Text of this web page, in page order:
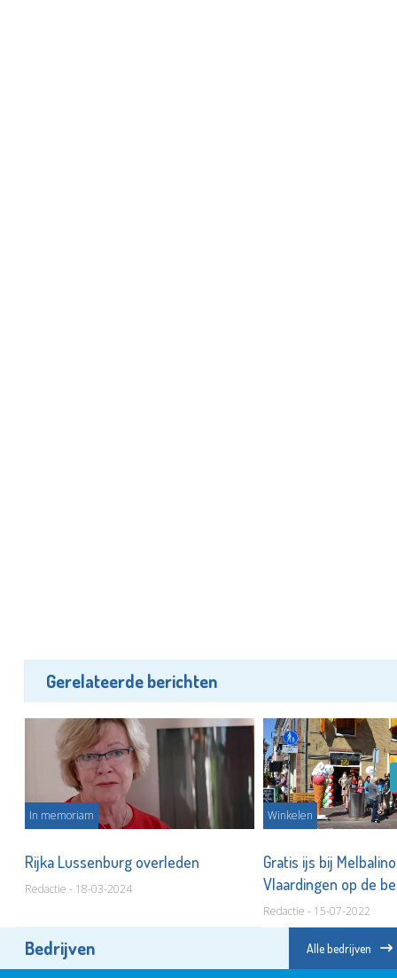
Gerelateerde berichten
In memoriam
Rijka Lussenburg overleden
Redactie - 18-03-2024
Winkelen
Gratis ijs bij
Vlaardingen op de
Redactie - 15-07-2022
Bedrijven Alle bedrijven